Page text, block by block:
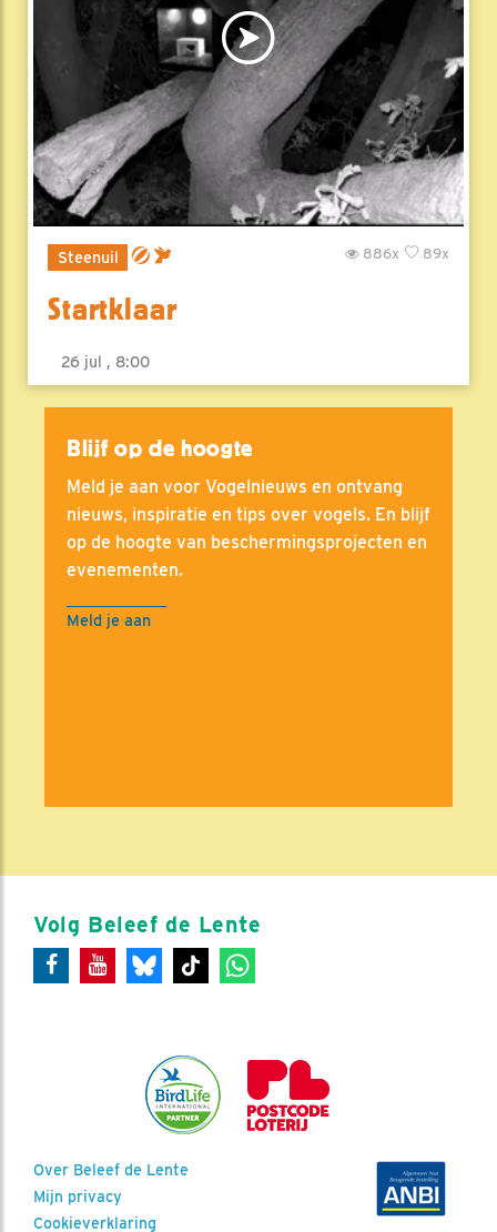
Steenuil 89x
886x
Startklaar
26 jul , 8:00
Blijf op de hoogte
Meld je aan voor Vogelnieuws en ontvang
nieuws, inspiratie en tips over vogels. En blijf
op de hoogte van beschermingsprojecten en
evenementen.
Meld je aan
Volg Beleef de Lente
Over Beleef de Lente
Mijn privacy
Cookieverklaring